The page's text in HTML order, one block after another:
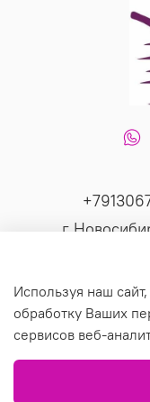
г
© 2019 Любое
Используя наш
обработку Ваших
сервисов веб-